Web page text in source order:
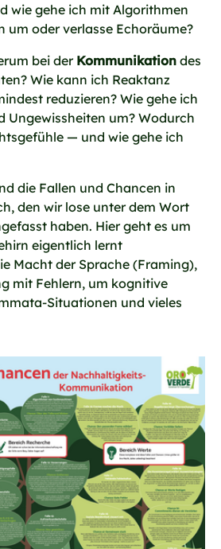
wie gehe ich mit Algorithmen
um oder verlasse Echoräume?
bei der Kommunikation des
Wie kann ich Reaktanz
reduzieren? Wie gehe ich
Ungewissheiten um? Wodurch
— und wie gehe ich
die Fallen und Chancen in
den wir lose unter dem Wort
haben. Hier geht es um
eigentlich lernt
Macht der Sprache (Framing),
mit Fehlern, um kognitive
Situationen und vieles